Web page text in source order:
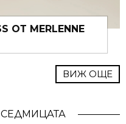
ОТ MERLENNE
ВИЖ ОЩЕ